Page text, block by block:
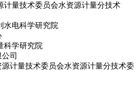
计量技术委员会水资源计量分技术
水电科学研究院
科学研究院
司
计量技术委员会水资源计量分技术委